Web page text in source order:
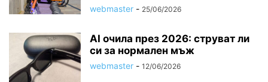
webmaster - 25/06/2026
AI очила през 2026: струват ли
си за нормален мъж
webmaster - 12/06/2026